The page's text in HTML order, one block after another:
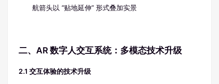
航箭头以 “贴地延伸” 形式叠加实景
二、AR 数字人交互系统：多模态技术升级
2.1 交互体验的技术升级